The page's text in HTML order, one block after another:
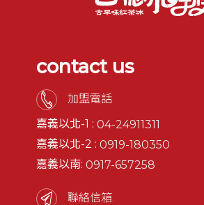
contact us
加盟電話
嘉義以北-1 :04-24911311
嘉義以北-2 :0919-180350
嘉義以南:0917-657258
聯絡信箱.